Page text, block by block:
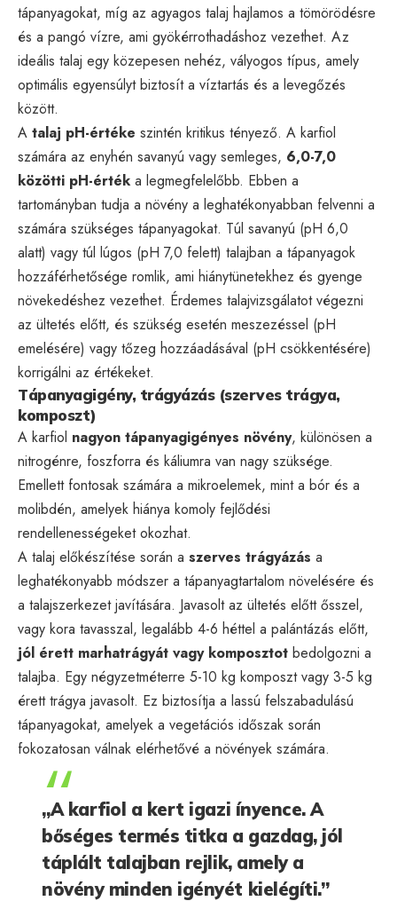
tápanyagokat, míg az agyagos talaj hajlamos a tömörödésre
és a pangó vízre, ami gyökérrothadáshoz vezethet. Az
ideális talaj egy közepesen nehéz, vályogos típus, amely
optimális egyensúlyt biztosít a víztartás és a levegőzés
között.
A talaj pH-értéke szintén kritikus tényező. A karfiol
számára az enyhén savanyú vagy semleges, 6,0-7,0
közötti pH-érték a legmegfelelőbb. Ebben a
tartományban tudja a növény a leghatékonyabban felvenni a
számára szükséges tápanyagokat. Túl savanyú (pH 6,0
alatt) vagy túl lúgos (pH 7,0 felett) talajban a tápanyagok
hozzáférhetősége romlik, ami hiánytünetekhez és gyenge
növekedéshez vezethet. Érdemes talajvizsgálatot végezni
az ültetés előtt, és szükség esetén meszezéssel (pH
emelésére) vagy tőzeg hozzáadásával (pH csökkentésére)
korrigálni az értékeket.
Tápanyagigény, trágyázás (szerves trágya,
komposzt)
A karfiol nagyon tápanyagigényes növény, különösen a
nitrogénre, foszforra és káliumra van nagy szüksége.
Emellett fontosak számára a mikroelemek, mint a bór és a
molibdén, amelyek hiánya komoly fejlődési
rendellenességeket okozhat.
A talaj előkészítése során a szerves trágyázás a
leghatékonyabb módszer a tápanyagtartalom növelésére és
a talajszerkezet javítására. Javasolt az ültetés előtt ősszel,
vagy kora tavasszal, legalább 4-6 héttel a palántázás előtt,
jól érett marhatrágyát vagy komposztot bedolgozni a
talajba. Egy négyzetméterre 5-10 kg komposzt vagy 3-5 kg
érett trágya javasolt. Ez biztosítja a lassú felszabadulású
tápanyagokat, amelyek a vegetációs időszak során
fokozatosan válnak elérhetővé a növények számára.
„A karfiol a kert igazi ínyence. A
bőséges termés titka a gazdag, jól
táplált talajban rejlik, amely a
növény minden igényét kielégíti.”